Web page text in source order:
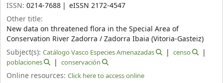
ISSN: 0214-7688
eISSN 2172-4547
Other title:
New data on threatened flora in the Special Area of
Conservation River Zadorra / Zadorra Ibaia (Vitoria-Gasteiz)
Subject(s): Catálogo Vasco Especies Amenazadas
censo
poblaciones
conservación
Online resources: Click here to access online